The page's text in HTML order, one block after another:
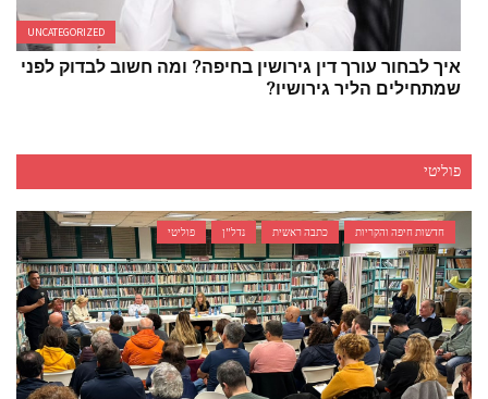
UNCATEGORIZED
איך לבחור עורך דין גירושין בחיפה? ומה חשוב לבדוק לפני
שמתחילים הליך גירושין?
פוליטי
חדשות חיפה והקריות כתבה ראשית נדל"ן פוליטי